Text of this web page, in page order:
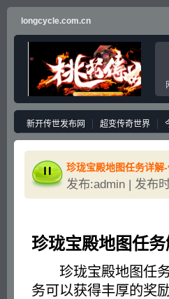
longcycle.com.cn
新开传世发布网 超变传奇世界
珍珑宝殿地图任务详解
发布:admin | 发布
珍珑宝殿地图任
珍珑宝殿地图任务
务可以获得丰厚的奖